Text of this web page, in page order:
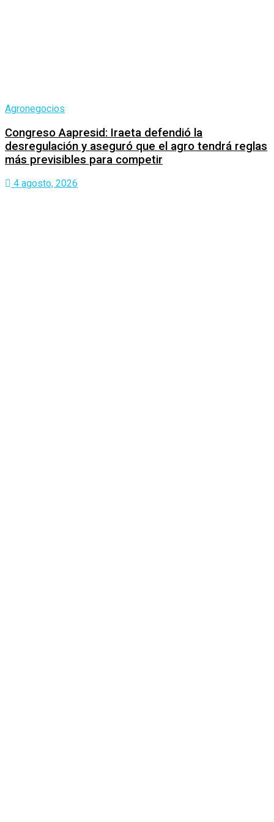
Agronegocios
Congreso Aapresid: Iraeta defendió la
desregulación y aseguró que el agro tendrá reglas
más previsibles para competir
4 agosto, 2026